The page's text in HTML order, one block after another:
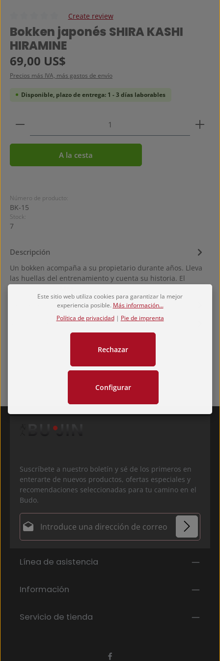
Calificación promedio de 0 de 5 estrellas
Create review
Bokken japonés SHIRA KASHI
HIRAMINE
Precio normal:
69,00 US$
Precios más IVA, más gastos de envío
Disponible, plazo de entrega: 1 - 3 días laborables
Cantidad del producto: introduce la cantidad
A la cesta
Número de producto:
BK-15
Stock:
7
Descripción
Un bokken acompaña a su propietario durante años. Lleva
las huellas del entrenamiento y cuenta su historia. El
Suscríbete a nuestro boletín y sé de los primeros en
enterarte de nuevos productos, ofertas especiales y
recomendaciones seleccionadas para tu camino en el
Budo.
Dirección de correo electrónico*
Al seleccionar continuar, confirmas que has leído
has aceptado nuestros
términos y condiciones generales
Los campos marcados con un asterisco (*) son
obligatorios.
Línea de asistencia
Información
Servicio de tienda
Este sitio web utiliza cookies para garantizar la mejor
experiencia posible. Más información...
Política de privacidad| Pie de imprenta
Rechazar
Configurar